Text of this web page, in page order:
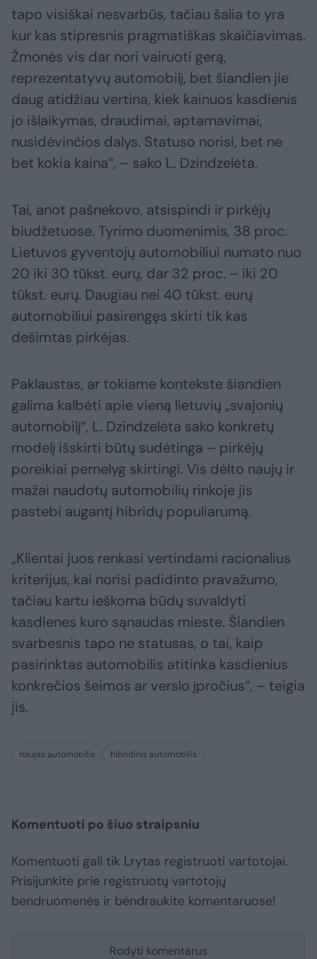
tapo visiškai nesvarbūs, tačiau šalia to yra
kur kas stipresnis pragmatiškas skaičiavimas.
Žmonės vis dar nori vairuoti gerą,
reprezentatyvų automobilį, bet šiandien jie
daug atidžiau vertina, kiek kainuos kasdienis
jo išlaikymas, draudimai, aptarnavimai,
nusidėvinčios dalys. Statuso norisi, bet ne
bet kokia kaina“, – sako L. Dzindzelėta.
Tai, anot pašnekovo, atsispindi ir pirkėjų
biudžetuose. Tyrimo duomenimis, 38 proc.
Lietuvos gyventojų automobiliui numato nuo
20 iki 30 tūkst. eurų, dar 32 proc. – iki 20
tūkst. eurų. Daugiau nei 40 tūkst. eurų
automobiliui pasirengęs skirti tik kas
dešimtas pirkėjas.
Paklaustas, ar tokiame kontekste šiandien
galima kalbėti apie vieną lietuvių „svajonių
automobilį“, L. Dzindzelėta sako konkretų
modelį išskirti būtų sudėtinga – pirkėjų
poreikiai pernelyg skirtingi. Vis dėlto naujų ir
mažai naudotų automobilių rinkoje jis
pastebi augantį hibridų populiarumą.
„Klientai juos renkasi vertindami racionalius
kriterijus, kai norisi padidinto pravažumo,
tačiau kartu ieškoma būdų suvaldyti
kasdienes kuro sąnaudas mieste. Šiandien
svarbesnis tapo ne statusas, o tai, kaip
pasirinktas automobilis atitinka kasdienius
konkrečios šeimos ar verslo įpročius“, – teigia
jis.
naujas automobilis hibridinis automobilis
Komentuoti po šiuo straipsniu
Komentuoti gali tik Lrytas registruoti vartotojai.
Prisijunkite prie registruotų vartotojų
bendruomenės ir bendraukite komentaruose!
Rodyti komentarus